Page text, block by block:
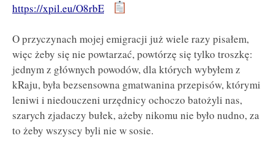
https://xpil.eu/O8rbE
O przyczynach mojej emigracji już wiele razy pisałem,
więc żeby się nie powtarzać, powtórzę się tylko troszkę:
jednym z głównych powodów, dla których wybyłem z
kRaju, była bezsensowna gmatwanina przepisów, którymi
leniwi i niedouczeni urzędnicy ochoczo batożyli nas,
szarych zjadaczy bułek, ażeby nikomu nie było nudno, za
to żeby wszyscy byli nie w sosie.